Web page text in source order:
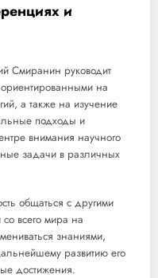
и
Смиранин руководит
на
а также на изучение
подходы и
внимания научного
задачи в различных
общаться с другими
всего мира на
знаниями,
развитию его
достижения.